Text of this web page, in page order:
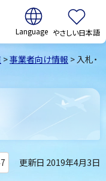
翻訳:
やさしい日本語
>事業者向け情報 > 入札・
更新日 2019年4月3日